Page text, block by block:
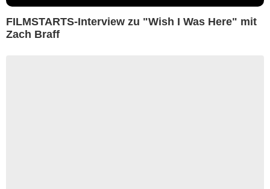
FILMSTARTS-Interview zu "Wish I Was Here" mit
Zach Braff